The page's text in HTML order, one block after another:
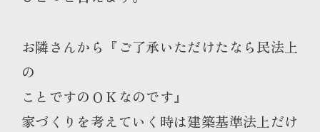
お隣さんから『ご了承いただけたなら民法上
の
ことですのＯＫなのです』
家づくりを考えていく時は建築基準法上だけ